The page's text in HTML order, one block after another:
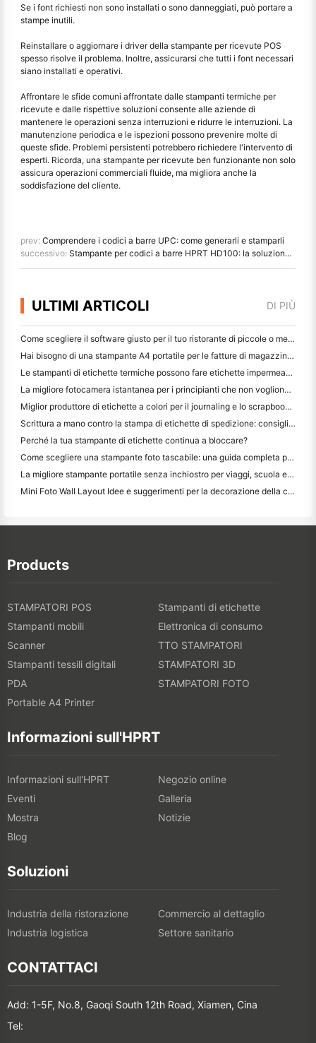
Se i font richiesti non sono installati o sono danneggiati, può portare a
stampe inutili.
Reinstallare o aggiornare i driver della stampante per ricevute POS
spesso risolve il problema. Inoltre, assicurarsi che tutti i font necessari
siano installati e operativi.
Affrontare le sfide comuni affrontate dalle stampanti termiche per
ricevute e dalle rispettive soluzioni consente alle aziende di
mantenere le operazioni senza interruzioni e ridurre le interruzioni. La
manutenzione periodica e le ispezioni possono prevenire molte di
queste sfide. Problemi persistenti potrebbero richiedere l'intervento di
esperti. Ricorda, una stampante per ricevute ben funzionante non solo
assicura operazioni commerciali fluide, ma migliora anche la
soddisfazione del cliente.
prev: Comprendere i codici a barre UPC: come generarli e stamparli
successivo: Stampante per codici a barre HPRT HD100: la soluzione definitiva per l'etichettatura aziendale e-commerce
ULTIMI ARTICOLI DI PIÙ
Come scegliere il software giusto per il tuo ristorante di piccole o medie dimensioni
Hai bisogno di una stampante A4 portatile per le fatture di magazzino? Cosa funziona davvero
Le stampanti di etichette termiche possono fare etichette impermeabili per prodotti di piccole imprese?
La migliore fotocamera istantanea per i principianti che non vogliono sprecare carta
Miglior produttore di etichette a colori per il journaling e lo scrapbooking: aggiungere più colori ad ogni pagina
Scrittura a mano contro la stampa di etichette di spedizione: consigli per le piccole imprese nel 2026
Perché la tua stampante di etichette continua a bloccare?
Come scegliere una stampante foto tascabile: una guida completa per gli utenti di giornali, viaggi e iPhone
La migliore stampante portatile senza inchiostro per viaggi, scuola e lavoro mobile: Hanin MT620 Pro Recensione
Mini Foto Wall Layout Idee e suggerimenti per la decorazione della camera da letto e del dormitorio
Products
STAMPATORI POS
Stampanti di etichette
Stampanti mobili
Elettronica di consumo
Scanner
TTO STAMPATORI
Stampanti tessili digitali
STAMPATORI 3D
PDA
STAMPATORI FOTO
Portable A4 Printer
Informazioni sull'HPRT
Informazioni sull'HPRT
Negozio online
Eventi
Galleria
Mostra
Notizie
Blog
Soluzioni
Industria della ristorazione
Commercio al dettaglio
Industria logistica
Settore sanitario
CONTATTACI
Add: 1-5F, No.8, Gaoqi South 12th Road, Xiamen, Cina
Tel: